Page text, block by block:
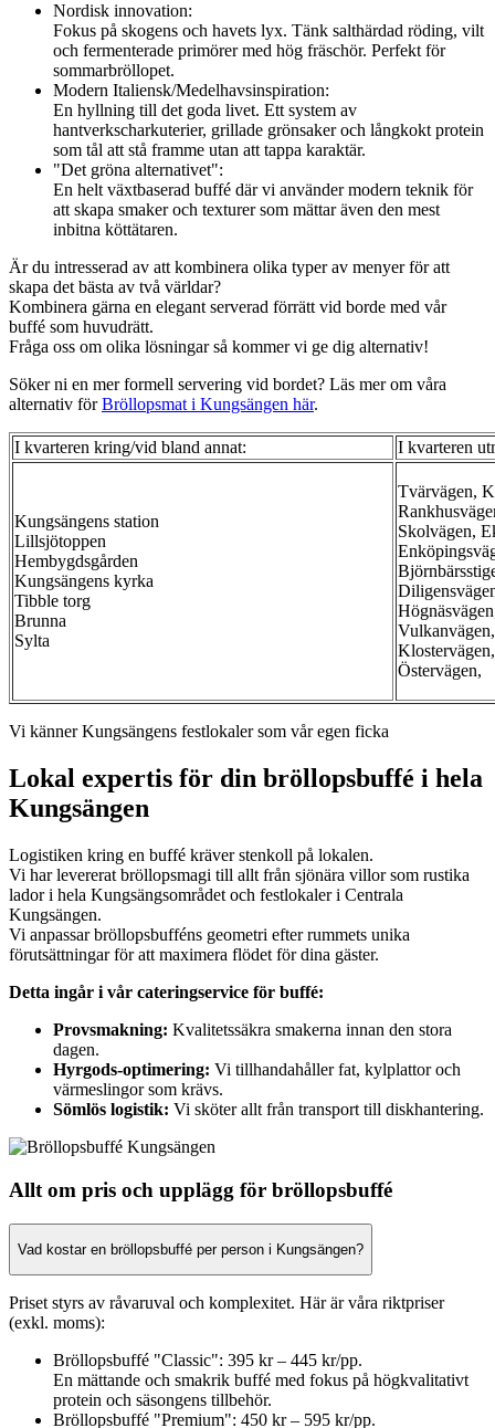
Nordisk innovation:
Fokus på skogens och havets lyx. Tänk salthärdad röding, vilt
och fermenterade primörer med hög fräschör. Perfekt för
sommarbröllopet.
Modern Italiensk/Medelhavsinspiration:
En hyllning till det goda livet. Ett system av
hantverkscharkuterier, grillade grönsaker och långkokt protein
som tål att stå framme utan att tappa karaktär.
"Det gröna alternativet":
En helt växtbaserad buffé där vi använder modern teknik för
att skapa smaker och texturer som mättar även den mest
inbitna köttätaren.
Är du intresserad av att kombinera olika typer av menyer för att
skapa det bästa av två världar?
Kombinera gärna en elegant serverad förrätt vid borde med vår
buffé som huvudrätt.
Fråga oss om olika lösningar så kommer vi ge dig alternativ!
Söker ni en mer formell servering vid bordet? Läs mer om våra
alternativ förBröllopsmat i Kungsängen här.
I kvarteren kring/vid bland annat: I kvarteren
Kungsängens station
Lillsjötoppen
Hembygdsgården
Kungsängens kyrka
Tibble torg
Brunna
Sylta
Tvärvägen,
Skolvägen,
Vulkanvägen,
Östervägen,
Vi känner Kungsängens festlokaler som vår egen ficka
Lokal expertis för din bröllopsbuffé i hela
Kungsängen
Logistiken kring en buffé kräver stenkoll på lokalen.
Vi har levererat bröllopsmagi till allt från sjönära villor som rustika
lador i hela Kungsängsområdet och festlokaler i Centrala
Kungsängen.
Vi anpassar bröllopsbufféns geometri efter rummets unika
förutsättningar för att maximera flödet för dina gäster.
Detta ingår i vår cateringservice för buffé:
Provsmakning: Kvalitetssäkra smakerna innan den stora
dagen.
Hyrgods-optimering: Vi tillhandahåller fat, kylplattor och
värmeslingor som krävs.
Sömlös logistik: Vi sköter allt från transport till diskhantering.
Allt om pris och upplägg för bröllopsbuffé
Vad kostar en bröllopsbuffé per person i Kungsängen?
Priset styrs av råvaruval och komplexitet. Här är våra riktpriser
(exkl. moms):
Bröllopsbuffé "Classic": 395 kr – 445 kr/pp.
En mättande och smakrik buffé med fokus på högkvalitativt
protein och säsongens tillbehör.
Bröllopsbuffé "Premium": 450 kr – 595 kr/pp.